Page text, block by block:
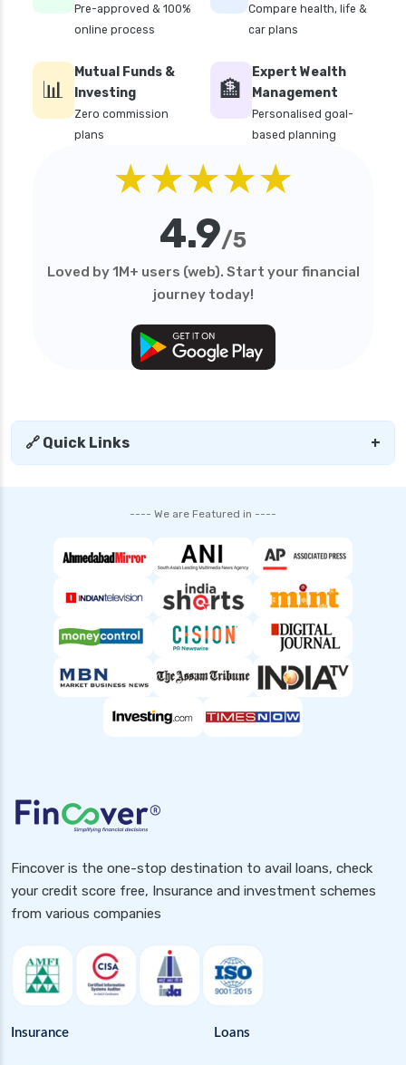
personal loan in karnataka
personal loan in lucknow
personal loan in madurai
personal loan in maharashtra
personal loan in mumbai
personal loan in tamilnadu
personal loan in telangana
personal loan in trichy
personal loan interest rates
sbi personal loan interest rates
shriram finance personal loan interest rate
top 10 Personal loan apps
top10 rbi approved loan apps
Pre-approved & 100%
online process
Compare health, life &
car plans
📊
Mutual Funds &
Investing
Zero commission
plans
🏦
Expert Wealth
Management
Personalised goal-
based planning
★★★★★
4.9/5
Loved by 1M+ users (web). Start your financial
journey today!
🔗 Quick Links +
---- We are Featured in ----
Fincover is the one-stop destination to avail loans, check
your credit score free, Insurance and investment schemes
from various companies
Insurance Loans